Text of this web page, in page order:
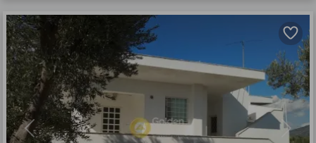
Previous Next